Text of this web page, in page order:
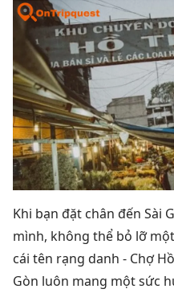
Khi bạn đặt chân đến Sài
mình, không thể bỏ lỡ
cái tên rạng danh - Chợ
Gòn luôn mang một sức